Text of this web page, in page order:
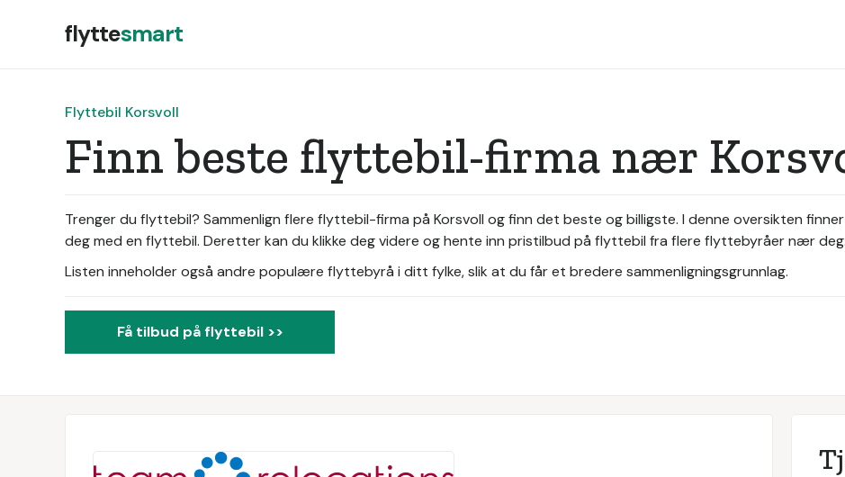
flyttesmart
Flyttebil Korsvoll
Finn beste flyttebil-firma nær
Trenger du flyttebil? Sammenlign flere flyttebil-firma på Korsvoll og finn det beste og billigste. I denne oversikten
deg med en flyttebil. Deretter kan du klikke deg videre og hente inn pristilbud på flyttebil fra flere flyttebyråer nær deg.
Listen inneholder også andre populære flyttebyrå i ditt fylke, slik at du får et bredere sammenligningsgrunnlag.
Få tilbud på flyttebil >>